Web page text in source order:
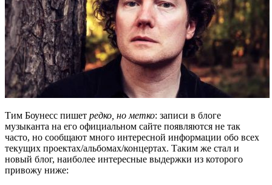
Тим Боунесс пишет редко, но метко: записи в блоге
музыканта на его официальном сайте появляются не так
часто, но сообщают много интересной информации обо всех
текущих проектах/альбомах/концертах. Таким же стал и
новый блог, наиболее интересные выдержки из которого
привожу ниже: